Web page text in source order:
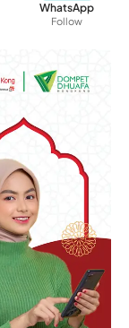
WhatsApp
Follow